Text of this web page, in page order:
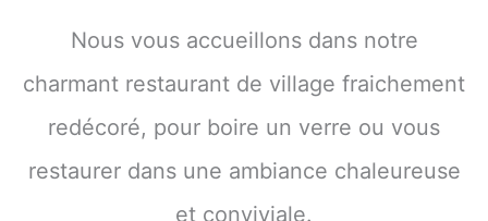
Nous vous accueillons dans notre
charmant restaurant de village fraichement
redécoré, pour boire un verre ou vous
restaurer dans une ambiance chaleureuse
et conviviale.